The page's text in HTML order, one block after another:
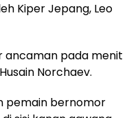
Kiper Jepang, Leo
ancaman pada menit
Norchaev.
pemain bernomor